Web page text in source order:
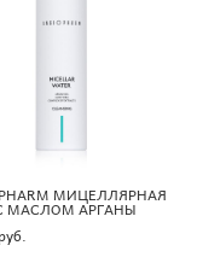
МИЦЕЛЛЯРНАЯ
МАСЛОМ АРГАНЫ